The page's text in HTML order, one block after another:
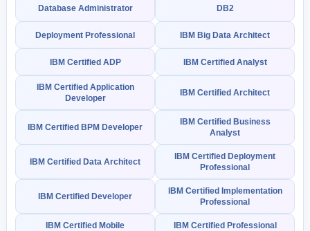
Database Administrator DB2
Deployment Professional IBM Big Data Architect
IBM Certified ADP IBM Certified Analyst
IBM Certified Application
Developer
IBM Certified Architect
IBM Certified BPM Developer
IBM Certified Business
Analyst
IBM Certified Data Architect
IBM Certified Deployment
Professional
IBM Certified Developer
IBM Certified Implementation
Professional
IBM Certified Mobile
IBM Certified Professional